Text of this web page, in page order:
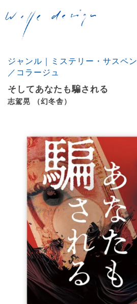
ジャンル｜ミステリー・サスペ
／コラージュ
そしてあなたも騙される
志駕晃 （幻冬舎）